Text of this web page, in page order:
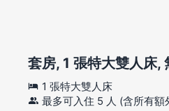
套房, 1 張特大雙人床,
1 張特大雙人床
最多可入住 5 人 (含所有額